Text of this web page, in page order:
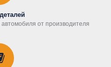
автомобиля от производителя